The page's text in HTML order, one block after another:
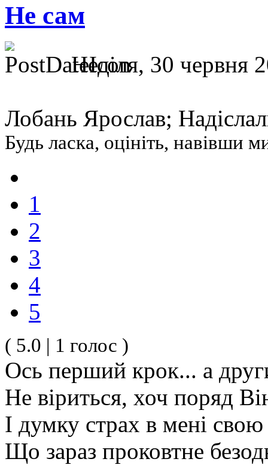
Не сам
Неділя, 30 червня
Лобань Ярослав;
Будь ласка, оцініть, навівши
1
2
3
4
5
( 5.0 | 1 голос )
Ось перший крок... а
Не віриться, хоч поряд
І думку страх в мені свою
Що зараз проковтне